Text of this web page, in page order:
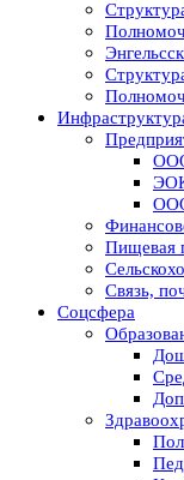
Пищевая
Связь,
Соцсфера